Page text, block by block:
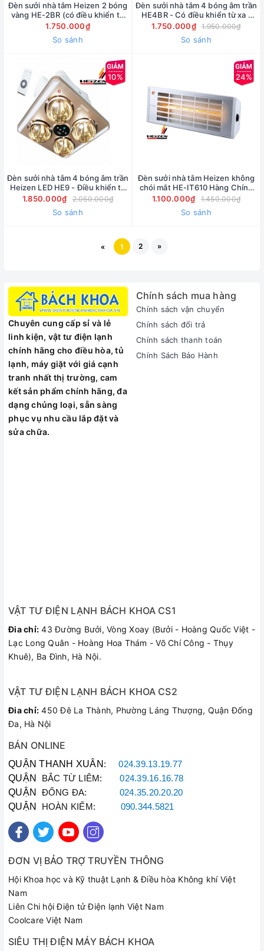
Đèn sưởi nhà tắm Heizen 2 bóng
vàng HE-2BR (có điều khiển từ
xa) Hàng Chính Hãng
1.750.000₫
So sánh
Đèn sưởi nhà tắm 4 bóng âm trần
HE4BR - Có điều khiển từ xa (
Giá bán buôn )
1.750.000₫ 1.950.000₫
So sánh
10%
Đèn sưởi nhà tắm 4 bóng âm trần
Heizen LED HE9 - Điều khiển từ
xa
1.850.000₫ 2.050.000₫
So sánh
24%
Đèn sưởi nhà tắm Heizen không
chói mắt HE-IT610 Hàng Chính
hãng ( Giá bán buôn )
1.100.000₫ 1.450.000₫
So sánh
« 1 2 »
Chuyên cung cấp sỉ và lẻ
linh kiện, vật tư điện lạnh
chính hãng cho điều hòa, tủ
lạnh, máy giặt với giá cạnh
tranh nhất thị trường, cam
kết sản phẩm chính hãng, đa
dạng chủng loại, sẵn sàng
phục vụ nhu cầu lắp đặt và
sửa chữa.
Chính sách mua hàng
Chính sách vận chuyển
Chính sách đổi trả
Chính sách thanh toán
Chính Sách Bảo Hành
VẬT TƯ ĐIỆN LẠNH BÁCH KHOA CS1
Đia chỉ: 43 Đường Bưởi, Vòng Xoay (Bưởi - Hoàng Quốc Việt -
Lạc Long Quân - Hoàng Hoa Thám - Võ Chí Công - Thụy
Khuê), Ba Đình, Hà Nội.
VẬT TƯ ĐIỆN LẠNH BÁCH KHOA CS2
Đia chỉ: 450 Đê La Thành, Phường Láng Thượng, Quận Đống
Đa, Hà Nội
BÁN ONLINE
QUẬN THANH XUÂN :024.39.13.19.77
QUẬN BẮC TỪ LIÊM:024.39.16.16.78
QUẬN ĐỐNG ĐA: 024.35.20.20.20
QUẬN HOÀN KIẾM: 090.344.5821
ĐƠN VỊ BẢO TRỢ TRUYỀN THÔNG
Hội Khoa học và Kỹ thuật Lạnh & Điều hòa Không khí Việt
Nam
Liên Chi hội Điện tử Điện lạnh Việt Nam
Coolcare Việt Nam
SIÊU THỊ ĐIỆN MÁY BÁCH KHOA